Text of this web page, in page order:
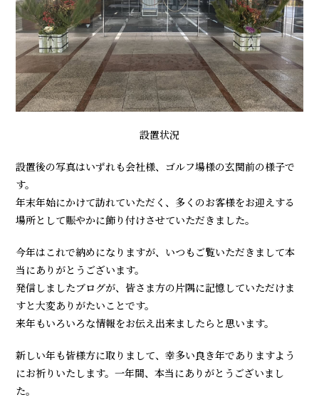
設置状況
設置後の写真はいずれも会社様、ゴルフ場様の玄関前の様子で
す。
年末年始にかけて訪れていただく、多くのお客様をお迎えする
場所として賑やかに飾り付けさせていただきました。
今年はこれで納めになりますが、いつもご覧いただきまして本
当にありがとうございます。
発信しましたブログが、皆さま方の片隅に記憶していただけま
すと大変ありがたいことです。
来年もいろいろな情報をお伝え出来ましたらと思います。
新しい年も皆様方に取りまして、幸多い良き年でありますよう
にお祈りいたします。一年間、本当にありがとうございまし
た。